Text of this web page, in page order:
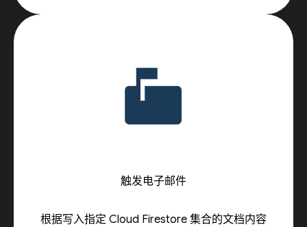
触发电子邮件
根据写入指定 Cloud Firestore 集合的文档内容